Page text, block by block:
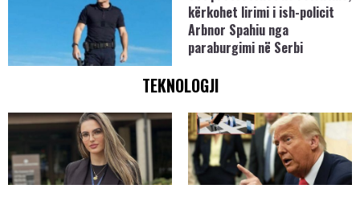
kërkohet lirimi i ish-policit
Arbnor Spahiu nga
paraburgimi në Serbi
TEKNOLOGJI